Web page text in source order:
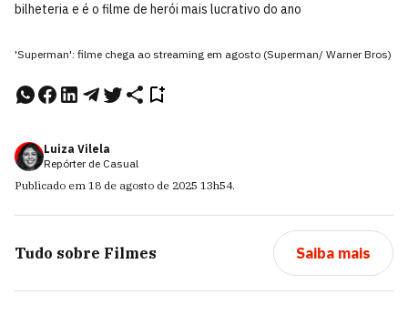
bilheteria e é o filme de herói mais lucrativo do ano
'Superman': filme chega ao streaming em agosto (Superman/ Warner Bros)
Luiza Vilela
Repórter de Casual
Publicado em 18 de agosto de 2025 13h54.
Tudo sobre Filmes Saiba mais